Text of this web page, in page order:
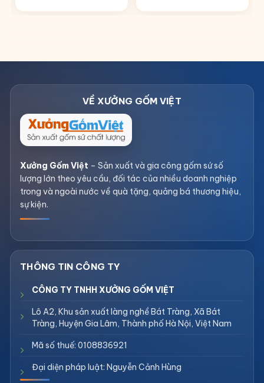
Xưởng Gốm Việt – Sản xuất và gia công gốm sứ số
lượng lớn theo yêu cầu, đối tác của nhiều doanh nghiệp
trong và ngoài nước về quà tặng, quảng bá thương hiệu,
sự kiện.
CÔNG TY TNHH XƯỞNG GỐM VIỆT
Lô A2, Khu sản xuất làng nghề Bát Tràng, Xã Bát
Tràng, Huyện Gia Lâm, Thành phố Hà Nội, Việt Nam
Mã số thuế: 0108836921
Đại diện pháp luật: Nguyễn Cảnh Hùng